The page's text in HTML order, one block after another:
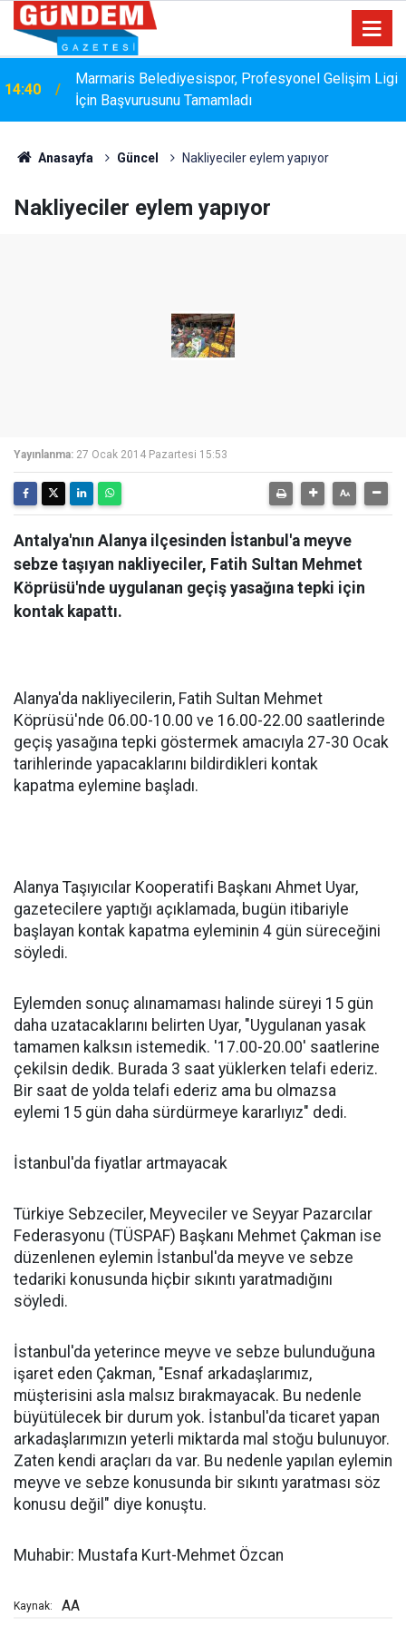
14:40
Marmaris Belediyesispor, Profesyonel Gelişim Ligi
İçin Başvurusunu Tamamladı
Anasayfa Güncel Nakliyeciler eylem yapıyor
Nakliyeciler eylem yapıyor
Yayınlanma: 27 Ocak 2014 Pazartesi 15:53
Antalya'nın Alanya ilçesinden İstanbul'a meyve
sebze taşıyan nakliyeciler, Fatih Sultan Mehmet
Köprüsü'nde uygulanan geçiş yasağına tepki için
kontak kapattı.
Alanya'da nakliyecilerin, Fatih Sultan Mehmet
Köprüsü'nde 06.00-10.00 ve 16.00-22.00 saatlerinde
geçiş yasağına tepki göstermek amacıyla 27-30 Ocak
tarihlerinde yapacaklarını bildirdikleri kontak
kapatma eylemine başladı.
Alanya Taşıyıcılar Kooperatifi Başkanı Ahmet Uyar,
gazetecilere yaptığı açıklamada, bugün itibariyle
başlayan kontak kapatma eyleminin 4 gün süreceğini
söyledi.
Eylemden sonuç alınamaması halinde süreyi 15 gün
daha uzatacaklarını belirten Uyar, "Uygulanan yasak
tamamen kalksın istemedik. '17.00-20.00' saatlerine
çekilsin dedik. Burada 3 saat yüklerken telafi ederiz.
Bir saat de yolda telafi ederiz ama bu olmazsa
eylemi 15 gün daha sürdürmeye kararlıyız" dedi.
İstanbul'da fiyatlar artmayacak
Türkiye Sebzeciler, Meyveciler ve Seyyar Pazarcılar
Federasyonu (TÜSPAF) Başkanı Mehmet Çakman ise
düzenlenen eylemin İstanbul'da meyve ve sebze
tedariki konusunda hiçbir sıkıntı yaratmadığını
söyledi.
İstanbul'da yeterince meyve ve sebze bulunduğuna
işaret eden Çakman, "Esnaf arkadaşlarımız,
müşterisini asla malsız bırakmayacak. Bu nedenle
büyütülecek bir durum yok. İstanbul'da ticaret yapan
arkadaşlarımızın yeterli miktarda mal stoğu bulunuyor.
Zaten kendi araçları da var. Bu nedenle yapılan eylemin
meyve ve sebze konusunda bir sıkıntı yaratması söz
konusu değil" diye konuştu.
Muhabir: Mustafa Kurt-Mehmet Özcan
Kaynak: AA